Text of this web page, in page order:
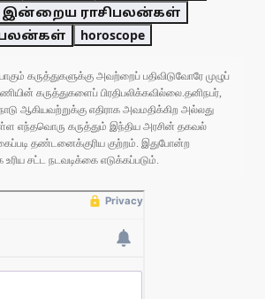
இன்றைய ராசிபலன்கள்
பலன்கள்
horoscope
கருத்துகளுக்கு அவற்றைப் பதிவிடுவோரே முழுப்
கருத்துகளைப் பிரதிபலிக்கவில்லை.தனிநபர்,
ஆகியவற்றுக்கு எதிராக அவமதிக்கிற அல்லது
எந்தவொரு கருத்தும் இந்திய அரசின் தகவல்
தண்டனைக்குரிய குற்றம். இதுபோன்ற
உரிய சட்ட நடவடிக்கை எடுக்கப்படும்.